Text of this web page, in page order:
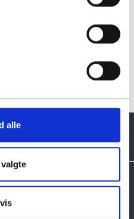
alle